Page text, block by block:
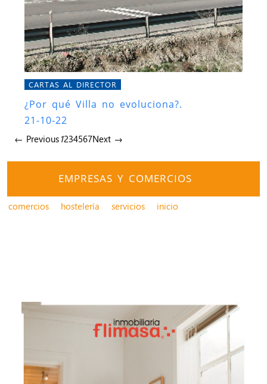
CARTAS AL DIRECTOR
¿Por qué Villa no evoluciona?.
21-10-22
← Previous1234567Next →
EMPRESAS Y COMERCIOS
comercios hostelería servicios inicio